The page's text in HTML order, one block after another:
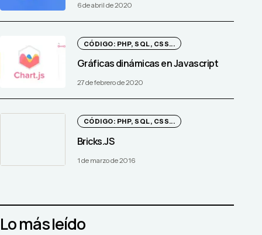
6 de abril de 2020
CÓDIGO: PHP, SQL, CSS...
Gráficas dinámicas en Javascript
27 de febrero de 2020
CÓDIGO: PHP, SQL, CSS...
Bricks.JS
1 de marzo de 2016
Lo más leído